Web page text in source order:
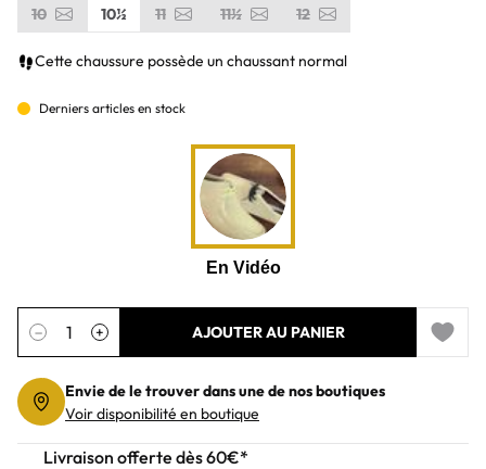
10
10½ 11 11½ 12
Cette chaussure possède un chaussant normal
Derniers articles en stock
Quantité
− + AJOUTER AU PANIER
Add to
Envie de le trouver dans une de nos boutiques
Voir disponibilité en boutique
Livraison offerte dès 60€*